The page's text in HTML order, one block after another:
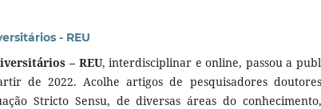
- REU
– REU, interdisciplinar e online, passou a
de 2022. Acolhe artigos de pesquisadores
Stricto Sensu, de diversas áreas do